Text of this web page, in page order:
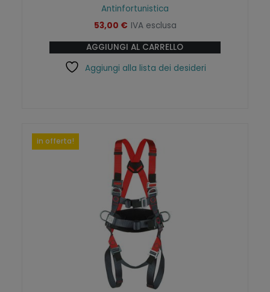
Antinfortunistica
53,00 € IVA esclusa
AGGIUNGI AL CARRELLO
Aggiungi alla lista dei desideri
in offerta!